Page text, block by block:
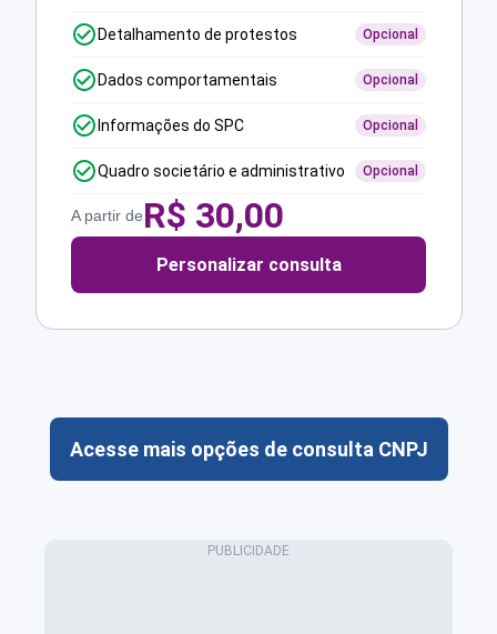
Detalhamento de protestos Opcional
Dados comportamentais Opcional
Informações do SPC Opcional
Quadro societário e administrativo Opcional
A partir deR$ 30,00
Personalizar consulta
Acesse mais opções de consulta CNPJ